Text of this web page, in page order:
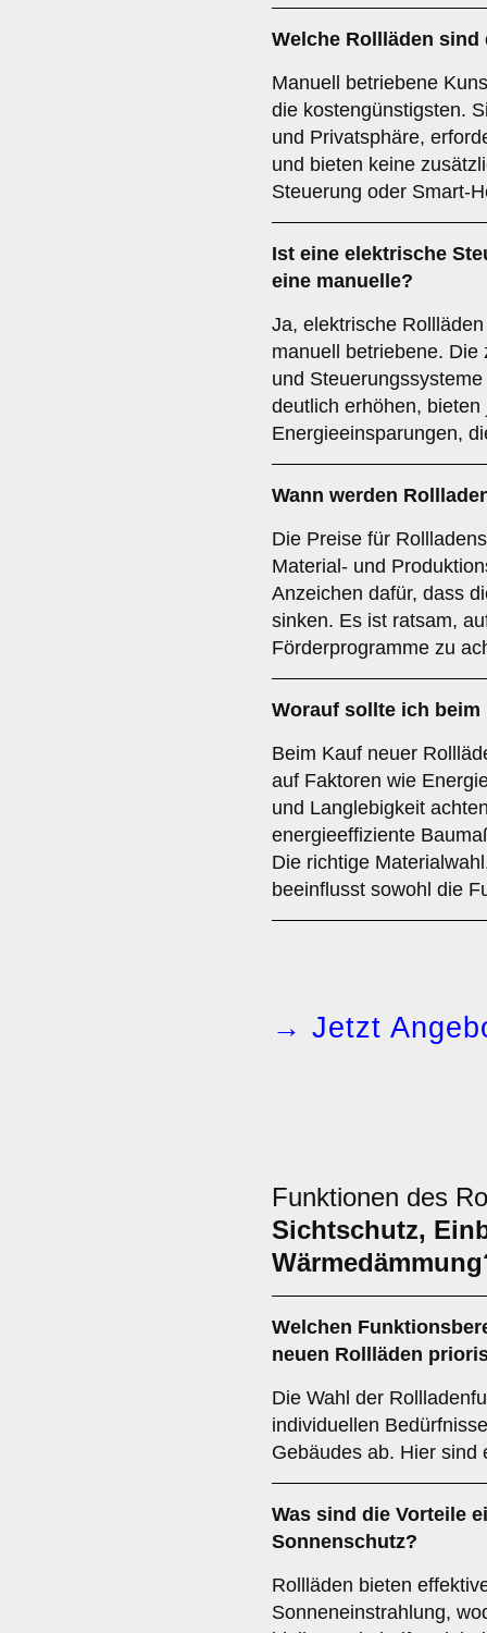
Welche Rollläden
Manuell betriebene
die kostengünstigsten.
und Privatsphäre,
und bieten keine
Steuerung oder Smart-
Ist eine elektrische
eine manuelle?
Ja, elektrische
manuell betriebene.
und
deutlich erhöhen,
Energieeinsparungen,
Wann werden
Die Preise für
Material- und
Anzeichen dafür, dass
sinken. Es ist ratsam,
Förderprogramme zu
Worauf sollte ich
Beim Kauf neuer
auf Faktoren wie
und Langlebigkeit
energieeffiziente
Die richtige
beeinflusst sowohl die
→ Jetzt
Funktionen des
Sichtschutz,
Welchen
neuen Rollläden
Die Wahl der
individuellen
Gebäudes ab. Hier sind
Was sind die Vorteile
Sonnenschutz?
Rollläden bieten
Sonneneinstrahlung,